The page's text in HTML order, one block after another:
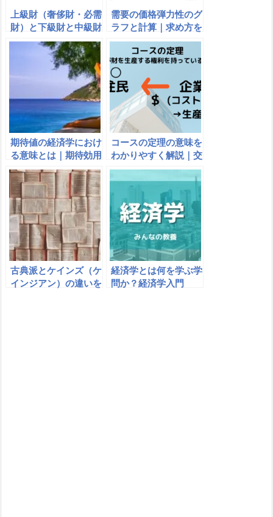
上級財（奢侈財・必需
財）と下級財と中級財
の例｜需要の所得弾力
需要の価格弾力性のグ
ラフと計算｜求め方を
わかりやすく
期待値の経済学におけ
る意味とは｜期待効用
仮説の理論と計算の公
式（求め方）
コースの定理の意味を
わかりやすく解説｜交
渉での外部性の内部化
古典派とケインズ（ケ
インジアン）の違いを
経済学とは何を学ぶ学
問か？経済学入門